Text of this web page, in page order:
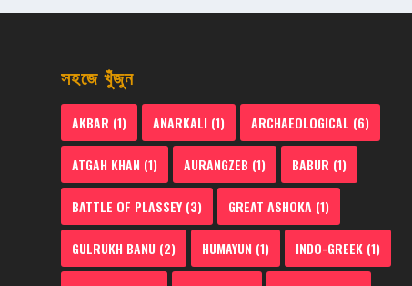
সহজে খুঁজুন
AKBAR (1) ANARKALI (1) ARCHAEOLOGICAL (6)
ATGAH KHAN (1) AURANGZEB (1) BABUR (1)
BATTLE OF PLASSEY(3) GREAT ASHOKA (1)
GULRUKH BANU (2) HUMAYUN (1) INDO-GREEK (1)